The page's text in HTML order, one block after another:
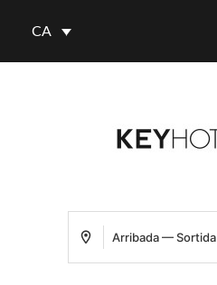
CA
Arribada — Sortida